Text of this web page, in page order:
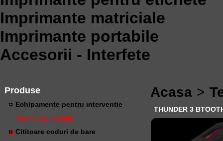
Imprimante matriciale
Imprimante portabile
Accesorii - Interfete
Produse
Echipamente pentru interventie
Terminale mobile
Cititoare coduri de bare
Acasa >
THUNDER 3